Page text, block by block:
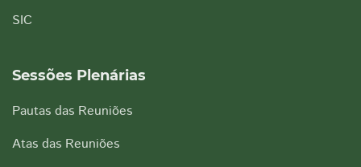
SIC
Sessões Plenárias
Pautas das Reuniões
Atas das Reuniões